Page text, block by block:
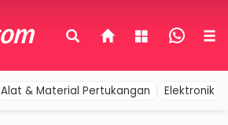
Alat & Material Pertukangan Elektronik